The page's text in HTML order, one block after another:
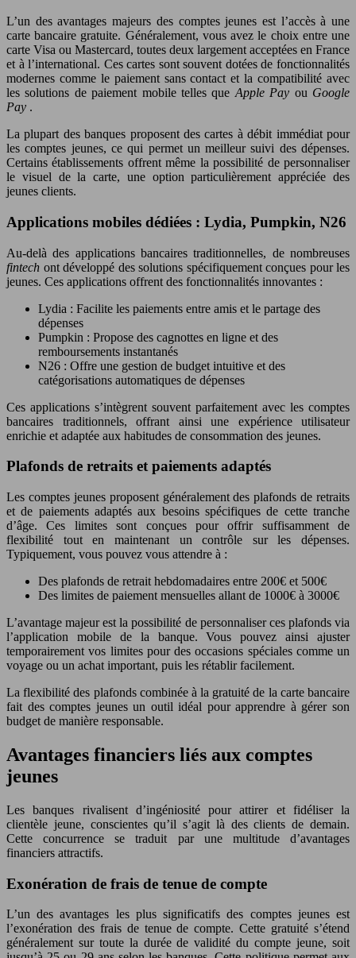
L’un des avantages majeurs des comptes jeunes est l’accès à une
carte bancaire gratuite. Généralement, vous avez le choix entre une
carte Visa ou Mastercard, toutes deux largement acceptées en France
et à l’international. Ces cartes sont souvent dotées de fonctionnalités
modernes comme le paiement sans contact et la compatibilité avec
les solutions de paiement mobile telles que Apple Pay ou Google
Pay .
La plupart des banques proposent des cartes à débit immédiat pour
les comptes jeunes, ce qui permet un meilleur suivi des dépenses.
Certains établissements offrent même la possibilité de personnaliser
le visuel de la carte, une option particulièrement appréciée des
jeunes clients.
Applications mobiles dédiées : Lydia, Pumpkin, N26
Au-delà des applications bancaires traditionnelles, de nombreuses
fintech ont développé des solutions spécifiquement conçues pour les
jeunes. Ces applications offrent des fonctionnalités innovantes :
Lydia : Facilite les paiements entre amis et le partage des
dépenses
Pumpkin : Propose des cagnottes en ligne et des
remboursements instantanés
N26 : Offre une gestion de budget intuitive et des
catégorisations automatiques de dépenses
Ces applications s’intègrent souvent parfaitement avec les comptes
bancaires traditionnels, offrant ainsi une expérience utilisateur
enrichie et adaptée aux habitudes de consommation des jeunes.
Plafonds de retraits et paiements adaptés
Les comptes jeunes proposent généralement des plafonds de retraits
et de paiements adaptés aux besoins spécifiques de cette tranche
d’âge. Ces limites sont conçues pour offrir suffisamment de
flexibilité tout en maintenant un contrôle sur les dépenses.
Typiquement, vous pouvez vous attendre à :
Des plafonds de retrait hebdomadaires entre 200€ et 500€
Des limites de paiement mensuelles allant de 1000€ à 3000€
L’avantage majeur est la possibilité de personnaliser ces plafonds via
l’application mobile de la banque. Vous pouvez ainsi ajuster
temporairement vos limites pour des occasions spéciales comme un
voyage ou un achat important, puis les rétablir facilement.
La flexibilité des plafonds combinée à la gratuité de la carte bancaire
fait des comptes jeunes un outil idéal pour apprendre à gérer son
budget de manière responsable.
Avantages financiers liés aux comptes
jeunes
Les banques rivalisent d’ingéniosité pour attirer et fidéliser la
clientèle jeune, conscientes qu’il s’agit là des clients de demain.
Cette concurrence se traduit par une multitude d’avantages
financiers attractifs.
Exonération de frais de tenue de compte
L’un des avantages les plus significatifs des comptes jeunes est
l’exonération des frais de tenue de compte. Cette gratuité s’étend
généralement sur toute la durée de validité du compte jeune, soit